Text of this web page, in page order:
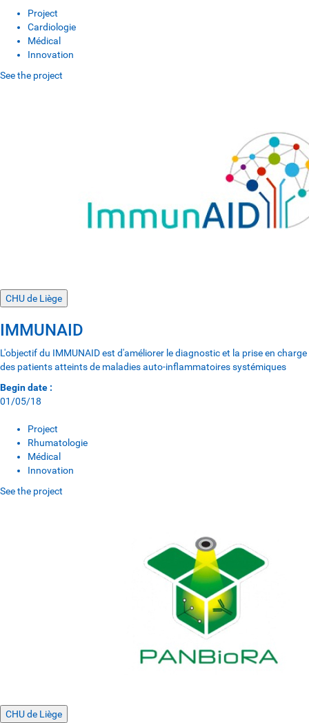
Project
Cardiologie
Médical
Innovation
See the project
CHU de Liège
IMMUNAID
L'objectif du IMMUNAID est d'améliorer le diagnostic et la prise en charge
des patients atteints de maladies auto-inflammatoires systémiques
Begin date :
01/05/18
Project
Rhumatologie
Médical
Innovation
See the project
CHU de Liège